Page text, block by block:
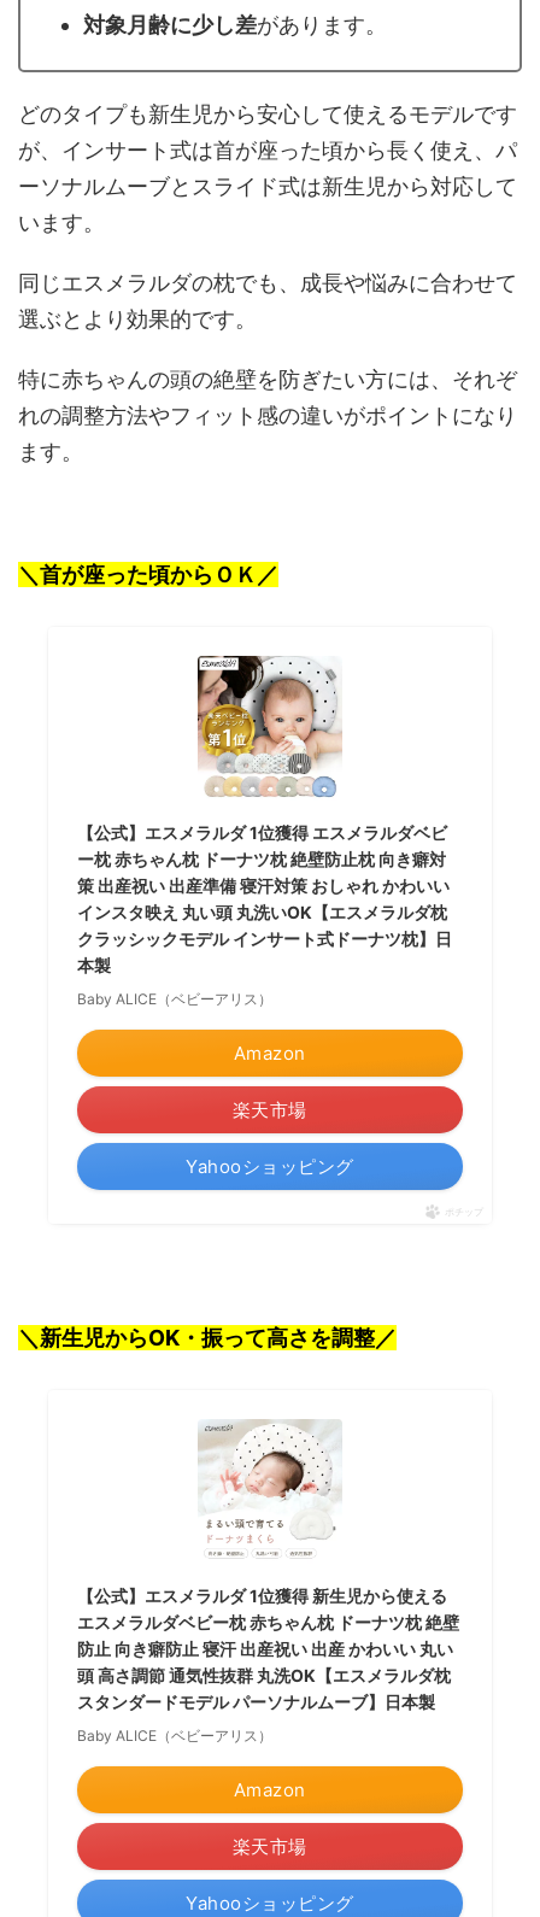
対象月齢に少し差があります。
どのタイプも新生児から安心して使えるモデルです
が、インサート式は首が座った頃から長く使え、パ
ーソナルムーブとスライド式は新生児から対応して
います。
同じエスメラルダの枕でも、成長や悩みに合わせて
選ぶとより効果的です。
特に赤ちゃんの頭の絶壁を防ぎたい方には、それぞ
れの調整方法やフィット感の違いがポイントになり
ます。
＼首が座った頃からＯＫ／
【公式】エスメラルダ 1位獲得 エスメラルダベビ
ー枕 赤ちゃん枕 ドーナツ枕 絶壁防止枕 向き癖対
策 出産祝い 出産準備 寝汗対策 おしゃれ かわいい
インスタ映え 丸い頭 丸洗いOK【エスメラルダ枕
クラッシックモデル インサート式ドーナツ枕】日
本製
Baby ALICE（ベビーアリス）
Amazon
楽天市場
Yahooショッピング
ポチップ
＼新生児からOK・振って高さを調整／
【公式】エスメラルダ 1位獲得 新生児から使える
エスメラルダベビー枕 赤ちゃん枕 ドーナツ枕 絶壁
防止 向き癖防止 寝汗 出産祝い 出産 かわいい 丸い
頭 高さ調節 通気性抜群 丸洗OK【エスメラルダ枕
スタンダードモデル パーソナルムーブ】日本製
Baby ALICE（ベビーアリス）
Amazon
楽天市場
Yahooショッピング